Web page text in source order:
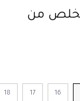
من
16
17
18